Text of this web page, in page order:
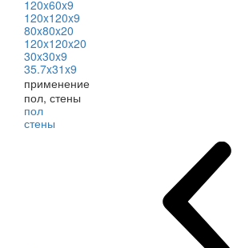
120x60x9
120x120x9
80x80x20
120x120x20
30x30x9
35.7x31x9
применение
пол, стены
пол
стены